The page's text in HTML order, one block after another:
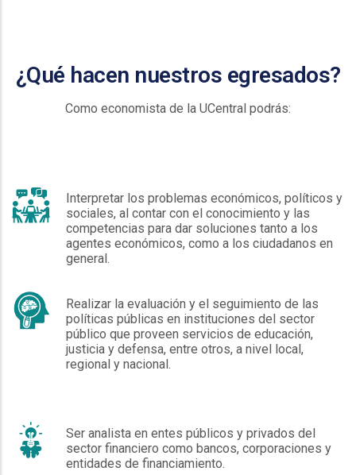
¿Qué hacen nuestros egresados?
Como economista de la UCentral podrás:
Interpretar los problemas económicos, políticos y
sociales, al contar con el conocimiento y las
competencias para dar soluciones tanto a los
agentes económicos, como a los ciudadanos en
general.
Realizar la evaluación y el seguimiento de las
políticas públicas en instituciones del sector
público que proveen servicios de educación,
justicia y defensa, entre otros, a nivel local,
regional y nacional.
Ser analista en entes públicos y privados del
sector financiero como bancos, corporaciones y
entidades de financiamiento.